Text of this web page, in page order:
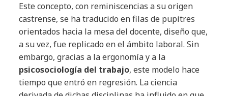
Este concepto, con reminiscencias a su origen
castrense, se ha traducido en filas de pupitres
orientados hacia la mesa del docente, diseño que,
a su vez, fue replicado en el ámbito laboral. Sin
embargo, gracias a la ergonomía y a la
psicosociología del trabajo, este modelo hace
tiempo que entró en regresión. La ciencia